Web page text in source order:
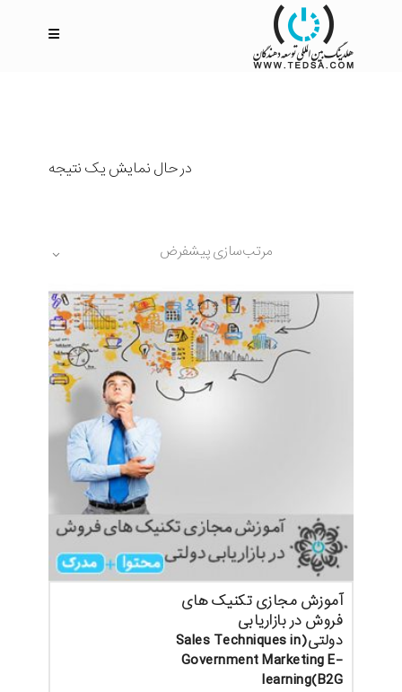
در حال نمایش یک نتیجه
مرتب‌سازی پیشفرض
آموزش مجازی تکنیک های
فروش در بازاریابی
دولتی(Sales Techniques in
Government Marketing E-
learning(B2G